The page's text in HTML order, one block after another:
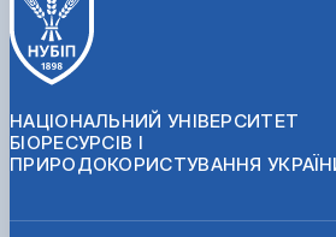
НАЦІОНАЛЬНИЙ УНІВЕРСИТЕТ
БІОРЕСУРСІВ І
ПРИРОДОКОРИСТУВАННЯ